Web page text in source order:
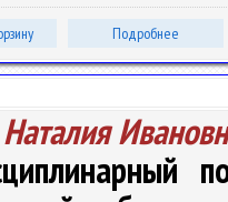
Подробнее